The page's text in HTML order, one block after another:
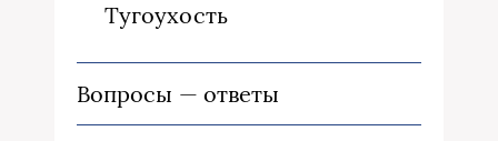
Тугоухость
Вопросы — ответы